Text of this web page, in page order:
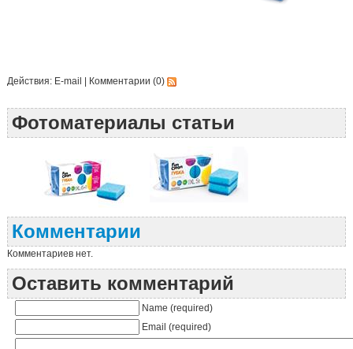
Действия: E-mail Комментарии (0)
Фотоматериалы статьи
Комментарии
Комментариев нет.
Оставить комментарий
Name (required)
Email (required)